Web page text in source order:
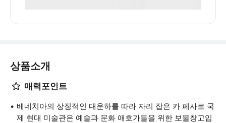
상품소개
매력포인트
베네치아의 상징적인 대운하를 따라 자리 잡은 카 페사로 국
제 현대 미술관은 예술과 문화 애호가들을 위한 보물창고입